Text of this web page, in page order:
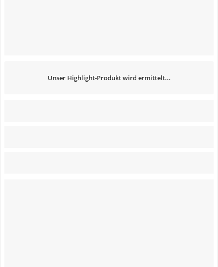
Unser Highlight-Produkt wird ermittelt...